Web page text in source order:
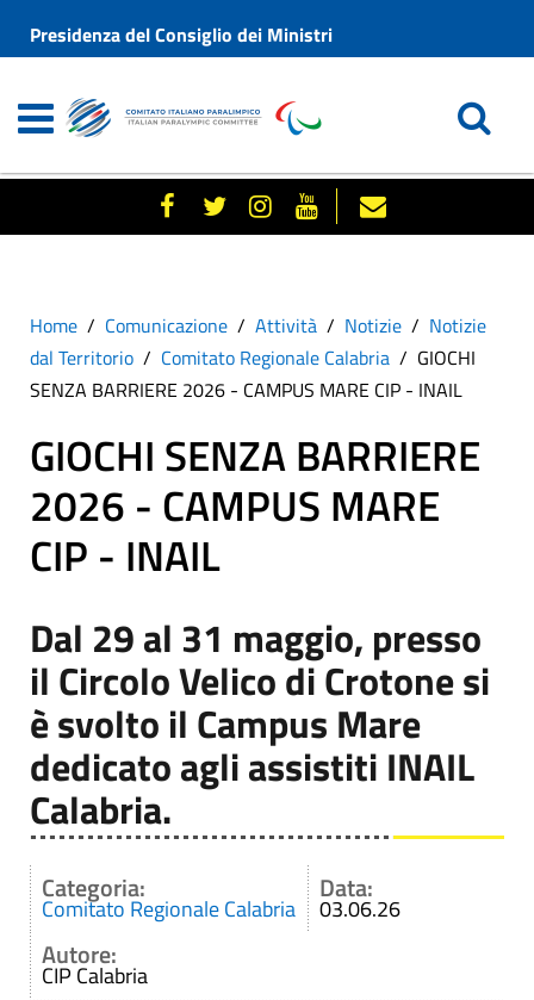
Presidenza del Consiglio dei Ministri
Home Comunicazione Attività Notizie
Notizie
dal Territorio
Comitato Regionale Calabria
GIOCHI
SENZA BARRIERE 2026 - CAMPUS MARE CIP - INAIL
GIOCHI SENZA BARRIERE
2026 - CAMPUS MARE
CIP - INAIL
Dal 29 al 31 maggio, presso
il Circolo Velico di Crotone si
è svolto il Campus Mare
dedicato agli assistiti INAIL
Calabria.
Categoria:
Comitato Regionale Calabria
Data:
03.06.26
Autore:
CIP Calabria